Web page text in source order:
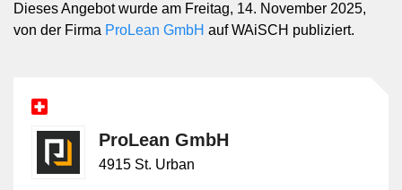
Dieses Angebot wurde am Freitag, 14. November 2025,
von der Firma ProLean GmbH auf WAiSCH publiziert.
ProLean GmbH
4915 St. Urban